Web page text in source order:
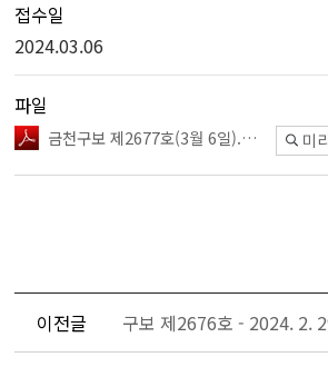
접수일
2024.03.06
파일
금천구보 제2677호(3월 6일).pdf 미
이전글 구보 제2676호 - 2024. 2.